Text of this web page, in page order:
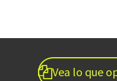
Vea lo que